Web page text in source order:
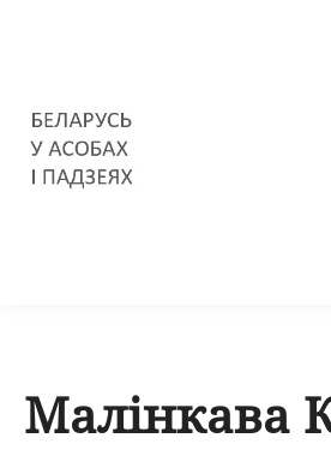
Малінкава